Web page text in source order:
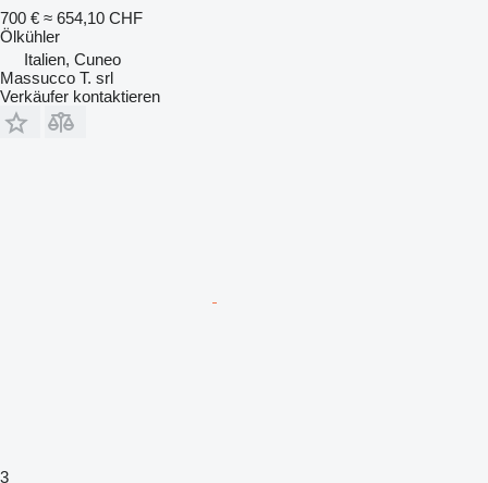
700 € ≈ 654,10 CHF
Ölkühler
Italien, Cuneo
Massucco T. srl
Verkäufer kontaktieren
3